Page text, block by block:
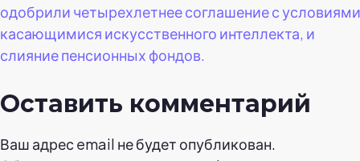
одобрили четырехлетнее соглашение с
касающимися искусственного интеллекта, и
слияние пенсионных фондов.
Оставить комментарий
Ваш адрес email не будет опубликован.